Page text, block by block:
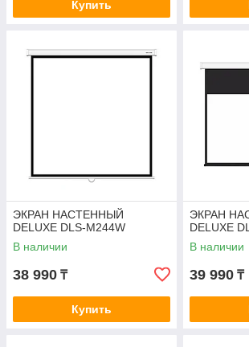
Купить
ЭКРАН НАСТЕННЫЙ
DELUXE DLS-M244W
В наличии
38 990 ₸
Купить
ЭКРАН
DELUXE
В наличии
39 990 ₸